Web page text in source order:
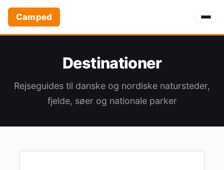
Camped
Destinationer
Rejseguides til danske og nordiske natursteder,
fjelde, søer og nationale parker